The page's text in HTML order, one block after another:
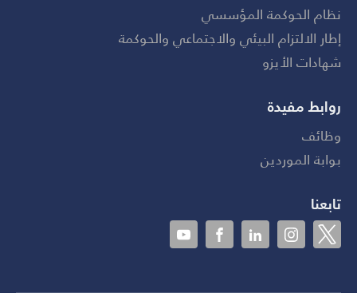
نظام الحوكمة المؤسسي
إطار الالتزام البيئي والاجتماعي والحوكمة
شهادات الأيزو
روابط مفيدة
وظائف
بوابة الموردين
تابعنا